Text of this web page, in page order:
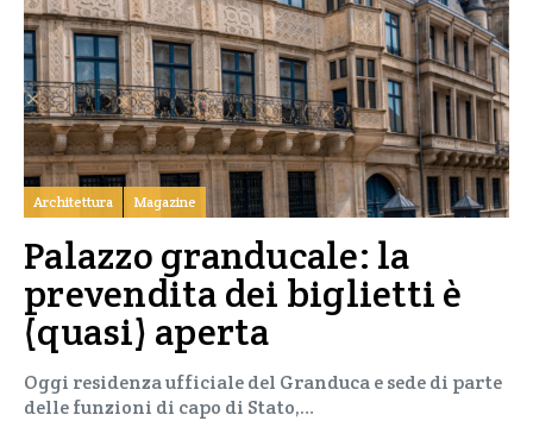
Architettura Magazine
Palazzo granducale: la
prevendita dei biglietti è
(quasi) aperta
Oggi residenza ufficiale del Granduca e sede di parte
delle funzioni di capo di Stato,…